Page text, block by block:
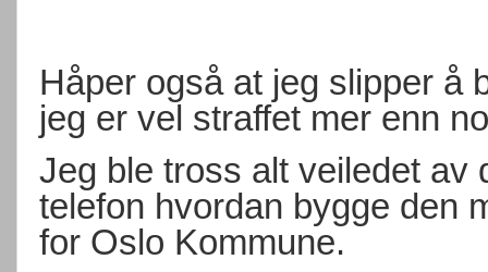
Håper også at jeg slipper å
jeg er vel straffet mer enn
Jeg ble tross alt veiledet
telefon hvordan bygge den
for Oslo Kommune.